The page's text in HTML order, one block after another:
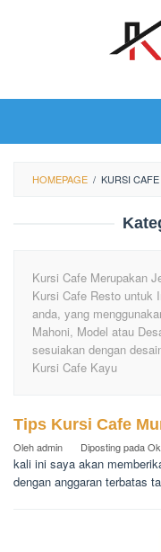
HOMEPAGE / KURSI CAFE
Kursi Cafe Merupakan
Kursi Cafe Resto untuk
anda, yang
Mahoni, Model atau
sesuiakan dengan
Kursi Cafe Kayu
Tips Kursi Cafe
Olehadmin Diposting pada
kali ini saya akan
dengan anggaran terbatas